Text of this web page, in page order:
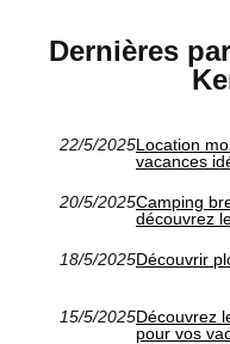
Dernières
22/5/2025Location
vacances
20/5/2025Camping
découvrez
18/5/2025Découvrir
15/5/2025Découvrez
pour vos